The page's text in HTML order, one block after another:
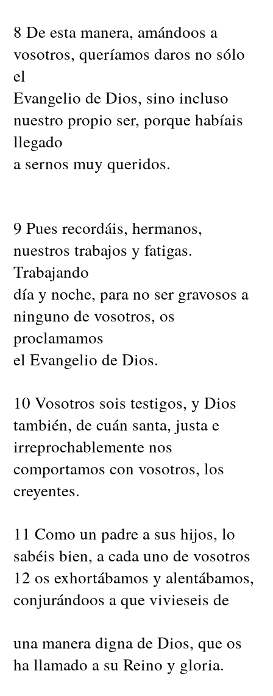
8 De esta manera, amándoos a
vosotros, queríamos daros no sólo
el
Evangelio de Dios, sino incluso
nuestro propio ser, porque habíais
llegado
a sernos muy queridos.
9 Pues recordáis, hermanos,
nuestros trabajos y fatigas.
Trabajando
día y noche, para no ser gravosos a
ninguno de vosotros, os
proclamamos
el Evangelio de Dios.
10 Vosotros sois testigos, y Dios
también, de cuán santa, justa e
irreprochablemente nos
comportamos con vosotros, los
creyentes.
11 Como un padre a sus hijos, lo
sabéis bien, a cada uno de vosotros
12 os exhortábamos y alentábamos,
conjurándoos a que vivieseis de
una manera digna de Dios, que os
ha llamado a su Reino y gloria.